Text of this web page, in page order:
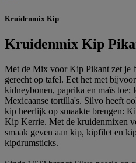
Kruidenmix Kip
Kruidenmix Kip
Met de Mix voor Kip Pikant zet je
gerecht op tafel. Eet het met
kidneybonen, paprika en maïs
Mexicaanse tortilla's. Silvo heeft
kip heerlijk op smaakte brengen:
Kip Kerrie. Met de kruidenmixen
smaak geven aan kip, kipfilet en
kipdrumsticks.